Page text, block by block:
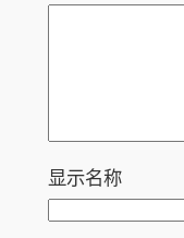
显示名称